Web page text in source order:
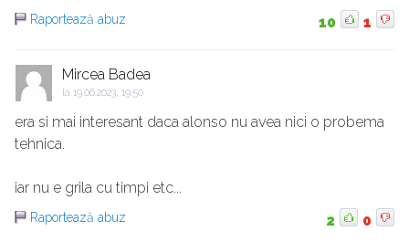
Raportează abuz 10 1
Mircea Badea
la 19.06.2023, 19:50
era si mai interesant daca alonso nu avea nici o probema
tehnica.
iar nu e grila cu timpi etc...
Raportează abuz 2 0